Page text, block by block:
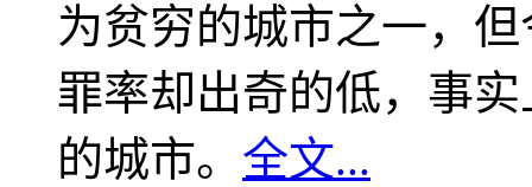
为贫穷的城市之一，
罪率却出奇的低，事
的城市。 全文...